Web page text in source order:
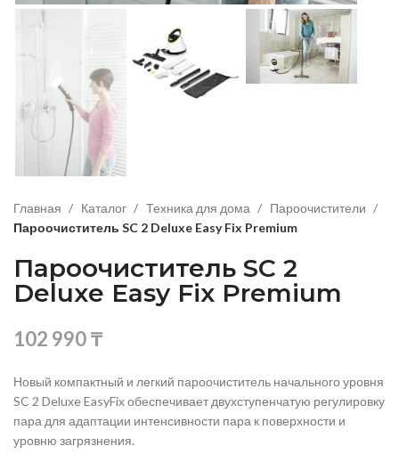
Главная Каталог Техника для дома
Пароочистители
Пароочиститель SC 2 Deluxe Easy Fix Premium
Пароочиститель SC 2
Deluxe Easy Fix Premium
102 990₸
Новый компактный и легкий пароочиститель начального уровня
SC 2 Deluxe EasyFix обеспечивает двухступенчатую регулировку
пара для адаптации интенсивности пара к поверхности и
уровню загрязнения.